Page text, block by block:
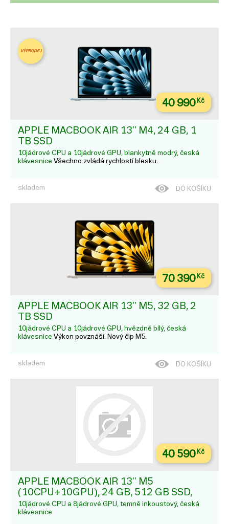
VÝPRODEJ
40 990Kč
APPLE MACBOOK AIR 13'' M4, 24 GB, 1
TB SSD
10jádrové CPU a 10jádrové GPU, blankytně modrý, česká
klávesnice Všechno zvládá rychlostí blesku.
skladem DO KOŠÍKU
70 390Kč
APPLE MACBOOK AIR 13'' M5, 32 GB, 2
TB SSD
10jádrové CPU a 10jádrové GPU, hvězdně bílý, česká
klávesnice Výkon povznáší. Nový čip M5.
skladem DO KOŠÍKU
40 590Kč
APPLE MACBOOK AIR 13'' M5
(10CPU+10GPU), 24 GB, 512 GB SSD,
TEMNĚ INKOUSTOVÝ
10jádrové CPU a 8jádrové GPU, temně inkoustový, česká
klávesnice